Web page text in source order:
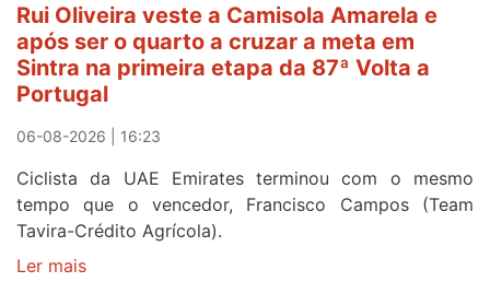
Rui Oliveira veste a Camisola Amarela e
após ser o quarto a cruzar a meta em
Sintra na primeira etapa da 87ª Volta a
Portugal
06-08-2026 | 16:23
Ciclista da UAE Emirates terminou com o mesmo
tempo que o vencedor, Francisco Campos (Team
Tavira-Crédito Agrícola).
Ler mais